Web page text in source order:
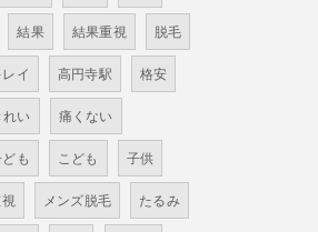
結果 結果重視 脱毛
イ 高円寺駅 格安
れい 痛くない
も こども 子供
メンズ脱毛 たるみ